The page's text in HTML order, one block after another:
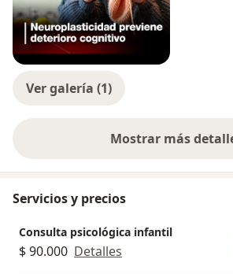
Ver galería (1)
Mostrar mássobre la
Servicios y precios
Consulta psicológica infantil
$ 90.000 Detalles